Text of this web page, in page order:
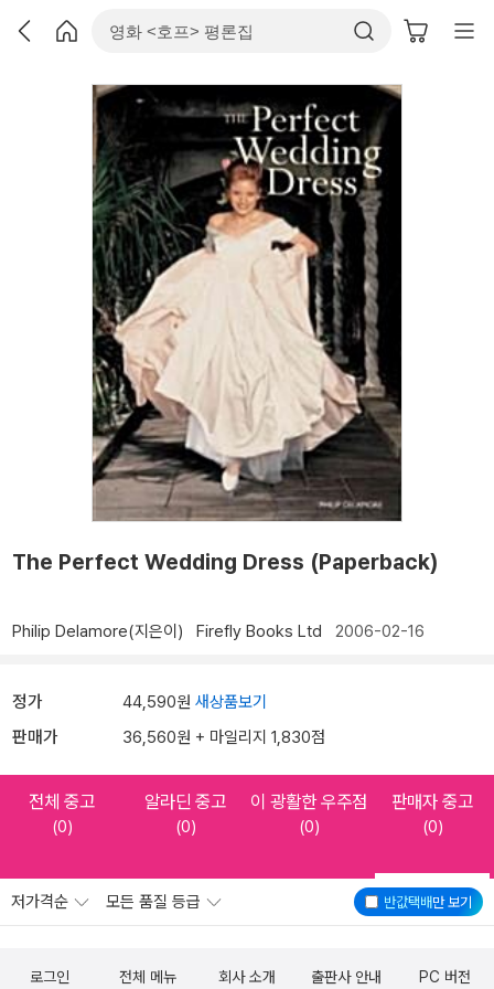
The Perfect Wedding Dress (Paperback)
Philip Delamore(지은이) Firefly Books Ltd 2006-02-16
정가 44,590원 새상품보기
판매가 36,560원 + 마일리지 1,830점
전체 중고
(0)
알라딘 중고
(0)
이 광활한 우주점
(0)
판매자 중고
(0)
반값택배만 보기
저가격순 모든 품질 등급
로그인 전체 메뉴 회사 소개 출판사 안내 PC 버전